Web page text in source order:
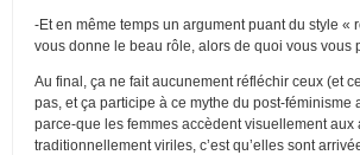
-Et en même temps un argument puant du style «
vous donne le beau rôle, alors de quoi vous vous
Au final, ça ne fait aucunement réfléchir ceux (et
pas, et ça participe à ce mythe du post-féminisme
parce-que les femmes accèdent visuellement aux
traditionnellement viriles, c’est qu’elles sont